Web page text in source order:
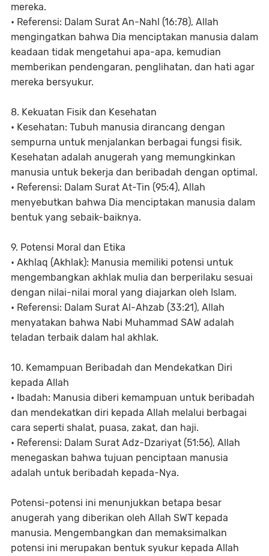
mereka.
• Referensi: Dalam Surat An-Nahl (16:78), Allah
mengingatkan bahwa Dia menciptakan manusia dalam
keadaan tidak mengetahui apa-apa, kemudian
memberikan pendengaran, penglihatan, dan hati agar
mereka bersyukur.
8. Kekuatan Fisik dan Kesehatan
• Kesehatan: Tubuh manusia dirancang dengan
sempurna untuk menjalankan berbagai fungsi fisik.
Kesehatan adalah anugerah yang memungkinkan
manusia untuk bekerja dan beribadah dengan optimal.
• Referensi: Dalam Surat At-Tin (95:4), Allah
menyebutkan bahwa Dia menciptakan manusia dalam
bentuk yang sebaik-baiknya.
9. Potensi Moral dan Etika
• Akhlaq (Akhlak): Manusia memiliki potensi untuk
mengembangkan akhlak mulia dan berperilaku sesuai
dengan nilai-nilai moral yang diajarkan oleh Islam.
• Referensi: Dalam Surat Al-Ahzab (33:21), Allah
menyatakan bahwa Nabi Muhammad SAW adalah
teladan terbaik dalam hal akhlak.
10. Kemampuan Beribadah dan Mendekatkan Diri
kepada Allah
• Ibadah: Manusia diberi kemampuan untuk beribadah
dan mendekatkan diri kepada Allah melalui berbagai
cara seperti shalat, puasa, zakat, dan haji.
• Referensi: Dalam Surat Adz-Dzariyat (51:56), Allah
menegaskan bahwa tujuan penciptaan manusia
adalah untuk beribadah kepada-Nya.
Potensi-potensi ini menunjukkan betapa besar
anugerah yang diberikan oleh Allah SWT kepada
manusia. Mengembangkan dan memaksimalkan
potensi ini merupakan bentuk syukur kepada Allah